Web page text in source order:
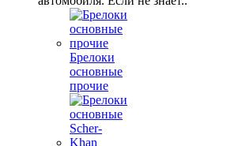
Брелоки
основные
прочие